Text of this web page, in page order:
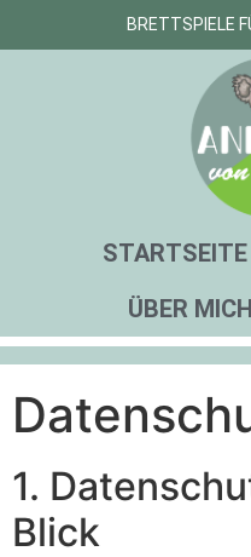
BRETTSPIELE
STARTSEITE
ÜBER MICH
1.
Blick